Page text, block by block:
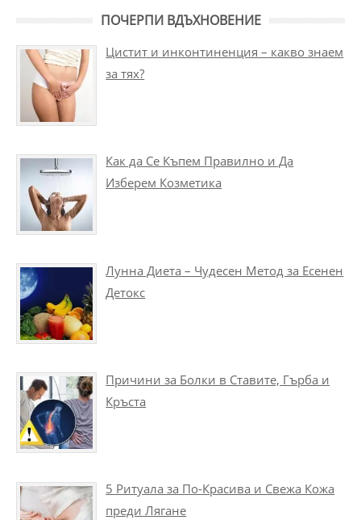
ПОЧЕРПИ ВДЪХНОВЕНИЕ
Цистит и инконтиненция – какво знаем
за тях?
Как да Се Къпем Правилно и Да
Изберем Козметика
Лунна Диета – Чудесен Метод за Есенен
Детокс
Причини за Болки в Ставите, Гърба и
Кръста
5 Ритуала за По-Красива и Свежа Кожа
преди Лягане